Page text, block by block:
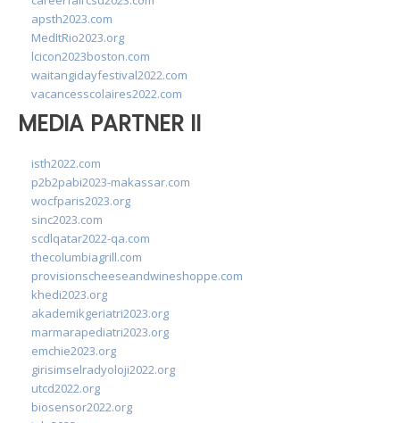
apsth2023.com
MedItRio2023.org
lcicon2023boston.com
waitangidayfestival2022.com
vacancesscolaires2022.com
MEDIA PARTNER II
isth2022.com
p2b2pabi2023-makassar.com
wocfparis2023.org
sinc2023.com
scdlqatar2022-qa.com
thecolumbiagrill.com
provisionscheeseandwineshoppe.com
khedi2023.org
akademikgeriatri2023.org
marmarapediatri2023.org
emchie2023.org
girisimselradyoloji2022.org
utcd2022.org
biosensor2022.org